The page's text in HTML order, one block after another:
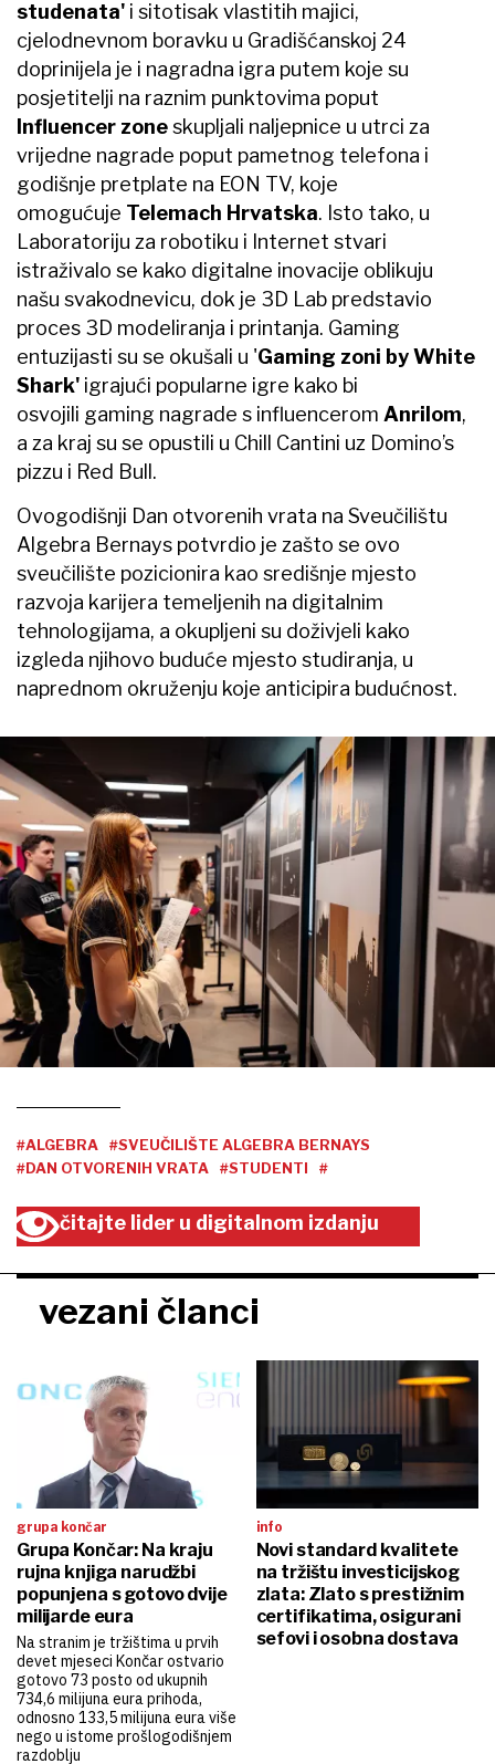
studenata' i sitotisak vlastitih majici,
cjelodnevnom boravku u Gradišćanskoj 24
doprinijela je i nagradna igra putem koje su
posjetitelji na raznim punktovima poput
Influencer zoneskupljali naljepnice u utrci za
vrijedne nagrade poput pametnog telefona i
godišnje pretplate na EON TV, koje
omogućuje Telemach Hrvatska. Isto tako, u
Laboratoriju za robotiku i Internet stvari
istraživalo se kako digitalne inovacije oblikuju
našu svakodnevicu, dok je 3D Lab predstavio
proces 3D modeliranja i printanja. Gaming
entuzijasti su se okušali u 'Gaming zoni by White
Shark' igrajući popularne igre kako bi
osvojili gaming nagrade s influencerom Anrilom,
a za kraj su se opustili u Chill Cantini uz Domino’s
pizzu i Red Bull.
Ovogodišnji Dan otvorenih vrata na Sveučilištu
Algebra Bernays potvrdio je zašto se ovo
sveučilište pozicionira kao središnje mjesto
razvoja karijera temeljenih na digitalnim
tehnologijama, a okupljeni su doživjeli kako
izgleda njihovo buduće mjesto studiranja, u
naprednom okruženju koje anticipira budućnost.
#ALGEBRA
#SVEUČILIŠTE ALGEBRA BERNAYS
#DAN OTVORENIH VRATA
#STUDENTI #
čitajte lider u digitalnom izdanju
vezani članci
grupa končar
Grupa Končar: Na kraju
rujna knjiga narudžbi
popunjena s gotovo dvije
milijarde eura
Na stranim je tržištima u prvih
devet mjeseci Končar ostvario
gotovo 73 posto od ukupnih
734,6 milijuna eura prihoda,
odnosno 133,5 milijuna eura više
nego u istome prošlogodišnjem
razdoblju
info
Novi standard kvalitete
na tržištu investicijskog
zlata: Zlato s prestižnim
certifikatima, osigurani
sefovi i osobna dostava